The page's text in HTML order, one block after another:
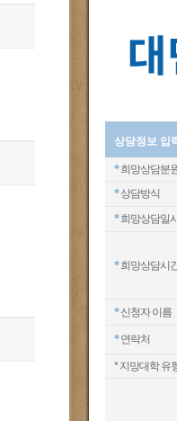
상담정보 입
*희망상담분
*상담방식
*희망상담일
*희망상담시
*신청자 이름
*연락처
* 지망대학 유